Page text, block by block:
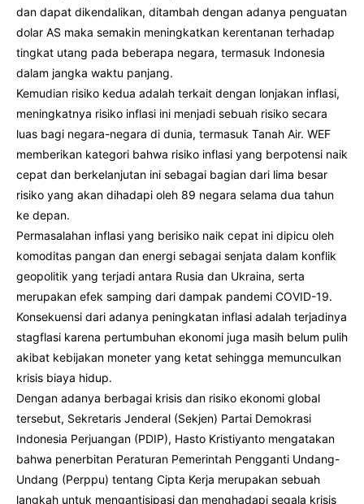
dan dapat dikendalikan, ditambah dengan adanya penguatan
dolar AS maka semakin meningkatkan kerentanan terhadap
tingkat utang pada beberapa negara, termasuk Indonesia
dalam jangka waktu panjang.
Kemudian risiko kedua adalah terkait dengan lonjakan inflasi,
meningkatnya risiko inflasi ini menjadi sebuah risiko secara
luas bagi negara-negara di dunia, termasuk Tanah Air. WEF
memberikan kategori bahwa risiko inflasi yang berpotensi naik
cepat dan berkelanjutan ini sebagai bagian dari lima besar
risiko yang akan dihadapi oleh 89 negara selama dua tahun
ke depan.
Permasalahan inflasi yang berisiko naik cepat ini dipicu oleh
komoditas pangan dan energi sebagai senjata dalam konflik
geopolitik yang terjadi antara Rusia dan Ukraina, serta
merupakan efek samping dari dampak pandemi COVID-19.
Konsekuensi dari adanya peningkatan inflasi adalah terjadinya
stagflasi karena pertumbuhan ekonomi juga masih belum pulih
akibat kebijakan moneter yang ketat sehingga memunculkan
krisis biaya hidup.
Dengan adanya berbagai krisis dan risiko ekonomi global
tersebut, Sekretaris Jenderal (Sekjen) Partai Demokrasi
Indonesia Perjuangan (PDIP), Hasto Kristiyanto mengatakan
bahwa penerbitan Peraturan Pemerintah Pengganti Undang-
Undang (Perppu) tentang Cipta Kerja merupakan sebuah
langkah untuk mengantisipasi dan menghadapi segala krisis